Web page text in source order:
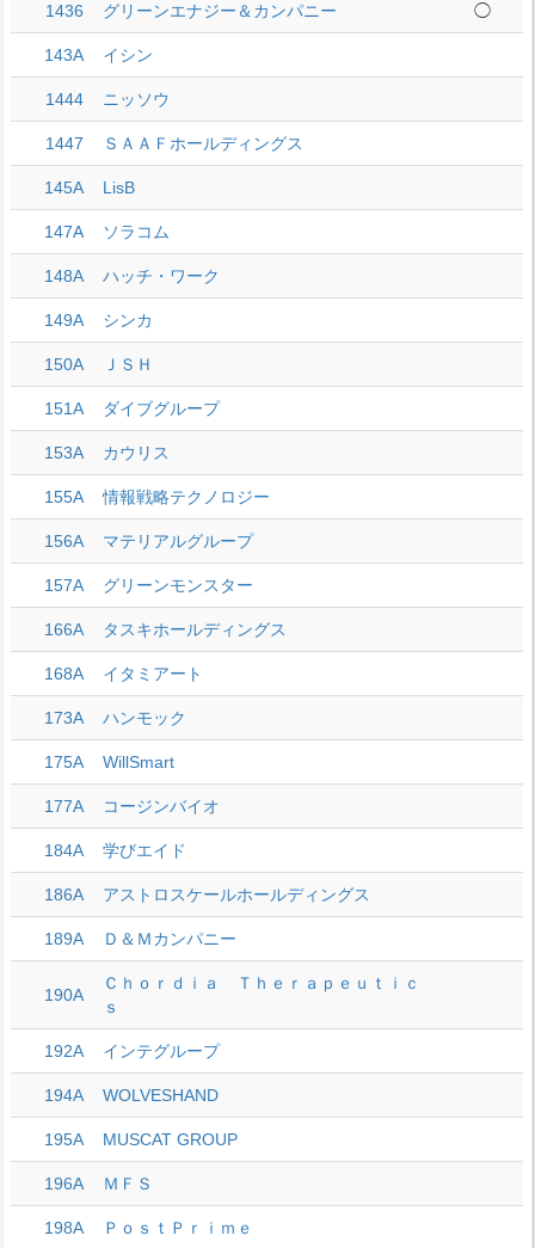
1436 グリーンエナジー＆カンパニー ◯
143A イシン
1444 ニッソウ
1447 ＳＡＡＦホールディングス
145A LisB
147A ソラコム
148A ハッチ・ワーク
149A シンカ
150A ＪＳＨ
151A ダイブグループ
153A カウリス
155A 情報戦略テクノロジー
156A マテリアルグループ
157A グリーンモンスター
166A タスキホールディングス
168A イタミアート
173A ハンモック
175A WillSmart
177A コージンバイオ
184A 学びエイド
186A アストロスケールホールディングス
189A Ｄ＆Ｍカンパニー
190A
Ｃｈｏｒｄｉａ Ｔｈｅｒａｐｅｕｔｉｃ
ｓ
192A インテグループ
194A WOLVESHAND
195A MUSCAT GROUP
196A ＭＦＳ
198A ＰｏｓｔＰｒｉｍｅ